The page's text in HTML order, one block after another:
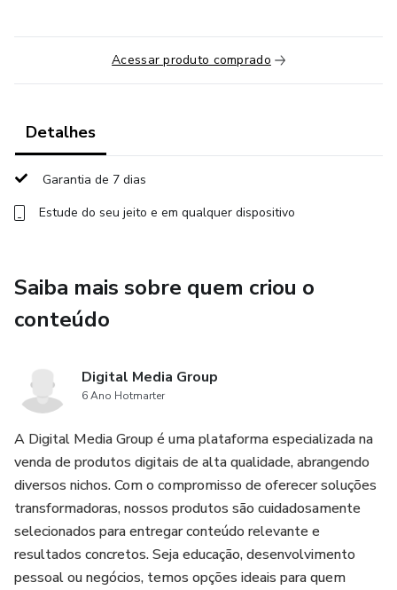
Acessar produto comprado
Detalhes
Garantia de 7 dias
Estude do seu jeito e em qualquer dispositivo
Saiba mais sobre quem criou o
conteúdo
Digital Media Group
6 Ano Hotmarter
A Digital Media Group é uma plataforma especializada na
venda de produtos digitais de alta qualidade, abrangendo
diversos nichos. Com o compromisso de oferecer soluções
transformadoras, nossos produtos são cuidadosamente
selecionados para entregar conteúdo relevante e
resultados concretos. Seja educação, desenvolvimento
pessoal ou negócios, temos opções ideais para quem